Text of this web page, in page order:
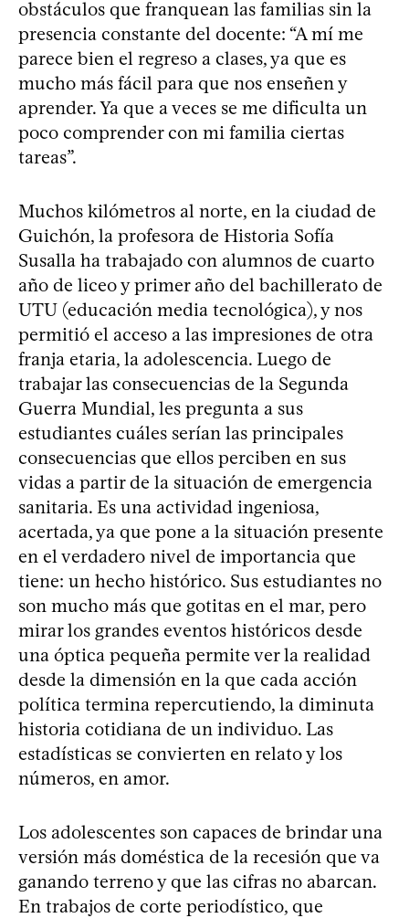
obstáculos que franquean las familias sin la
presencia constante del docente: “A mí me
parece bien el regreso a clases, ya que es
mucho más fácil para que nos enseñen y
aprender. Ya que a veces se me dificulta un
poco comprender con mi familia ciertas
tareas”.
Muchos kilómetros al norte, en la ciudad de
Guichón, la profesora de Historia Sofía
Susalla ha trabajado con alumnos de cuarto
año de liceo y primer año del bachillerato de
UTU (educación media tecnológica), y nos
permitió el acceso a las impresiones de otra
franja etaria, la adolescencia. Luego de
trabajar las consecuencias de la Segunda
Guerra Mundial, les pregunta a sus
estudiantes cuáles serían las principales
consecuencias que ellos perciben en sus
vidas a partir de la situación de emergencia
sanitaria. Es una actividad ingeniosa,
acertada, ya que pone a la situación presente
en el verdadero nivel de importancia que
tiene: un hecho histórico. Sus estudiantes no
son mucho más que gotitas en el mar, pero
mirar los grandes eventos históricos desde
una óptica pequeña permite ver la realidad
desde la dimensión en la que cada acción
política termina repercutiendo, la diminuta
historia cotidiana de un individuo. Las
estadísticas se convierten en relato y los
números, en amor.
Los adolescentes son capaces de brindar una
versión más doméstica de la recesión que va
ganando terreno y que las cifras no abarcan.
En trabajos de corte periodístico, que